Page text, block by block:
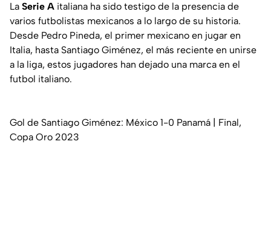
La Serie A italiana ha sido testigo de la presencia de
varios futbolistas mexicanos a lo largo de su historia.
Desde Pedro Pineda, el primer mexicano en jugar en
Italia, hasta Santiago Giménez, el más reciente en unirse
a la liga, estos jugadores han dejado una marca en el
futbol italiano.
Gol de Santiago Giménez: México 1-0 Panamá | Final,
Copa Oro 2023